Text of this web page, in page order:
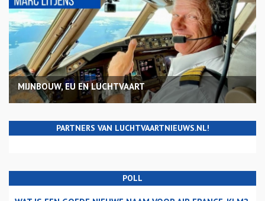
MIJNBOUW, EU EN LUCHTVAART
PARTNERS VAN LUCHTVAARTNIEUWS.NL!
POLL